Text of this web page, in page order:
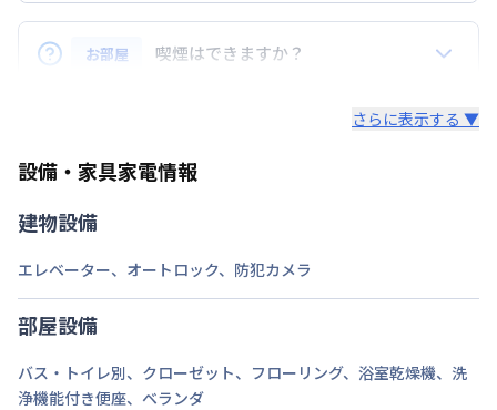
次回更新日
情報更新日より14日以内
お持ち込みいただけます。
ただし、標準設備として部屋に備え付けの家具・家電
以外の扱いについては当社では責任を負いかねます。
また、お持ち込みいただいた家具や家電はご退去時に
お部屋 喫煙はできますか？
さらに表示する ▼
設備・家具家電情報
建物設備
エレベーター、 オートロック、 防犯カメラ
部屋設備
バス・トイレ別、 クローゼット、 フローリング、 浴室乾燥機、 洗
浄機能付き便座、 ベランダ